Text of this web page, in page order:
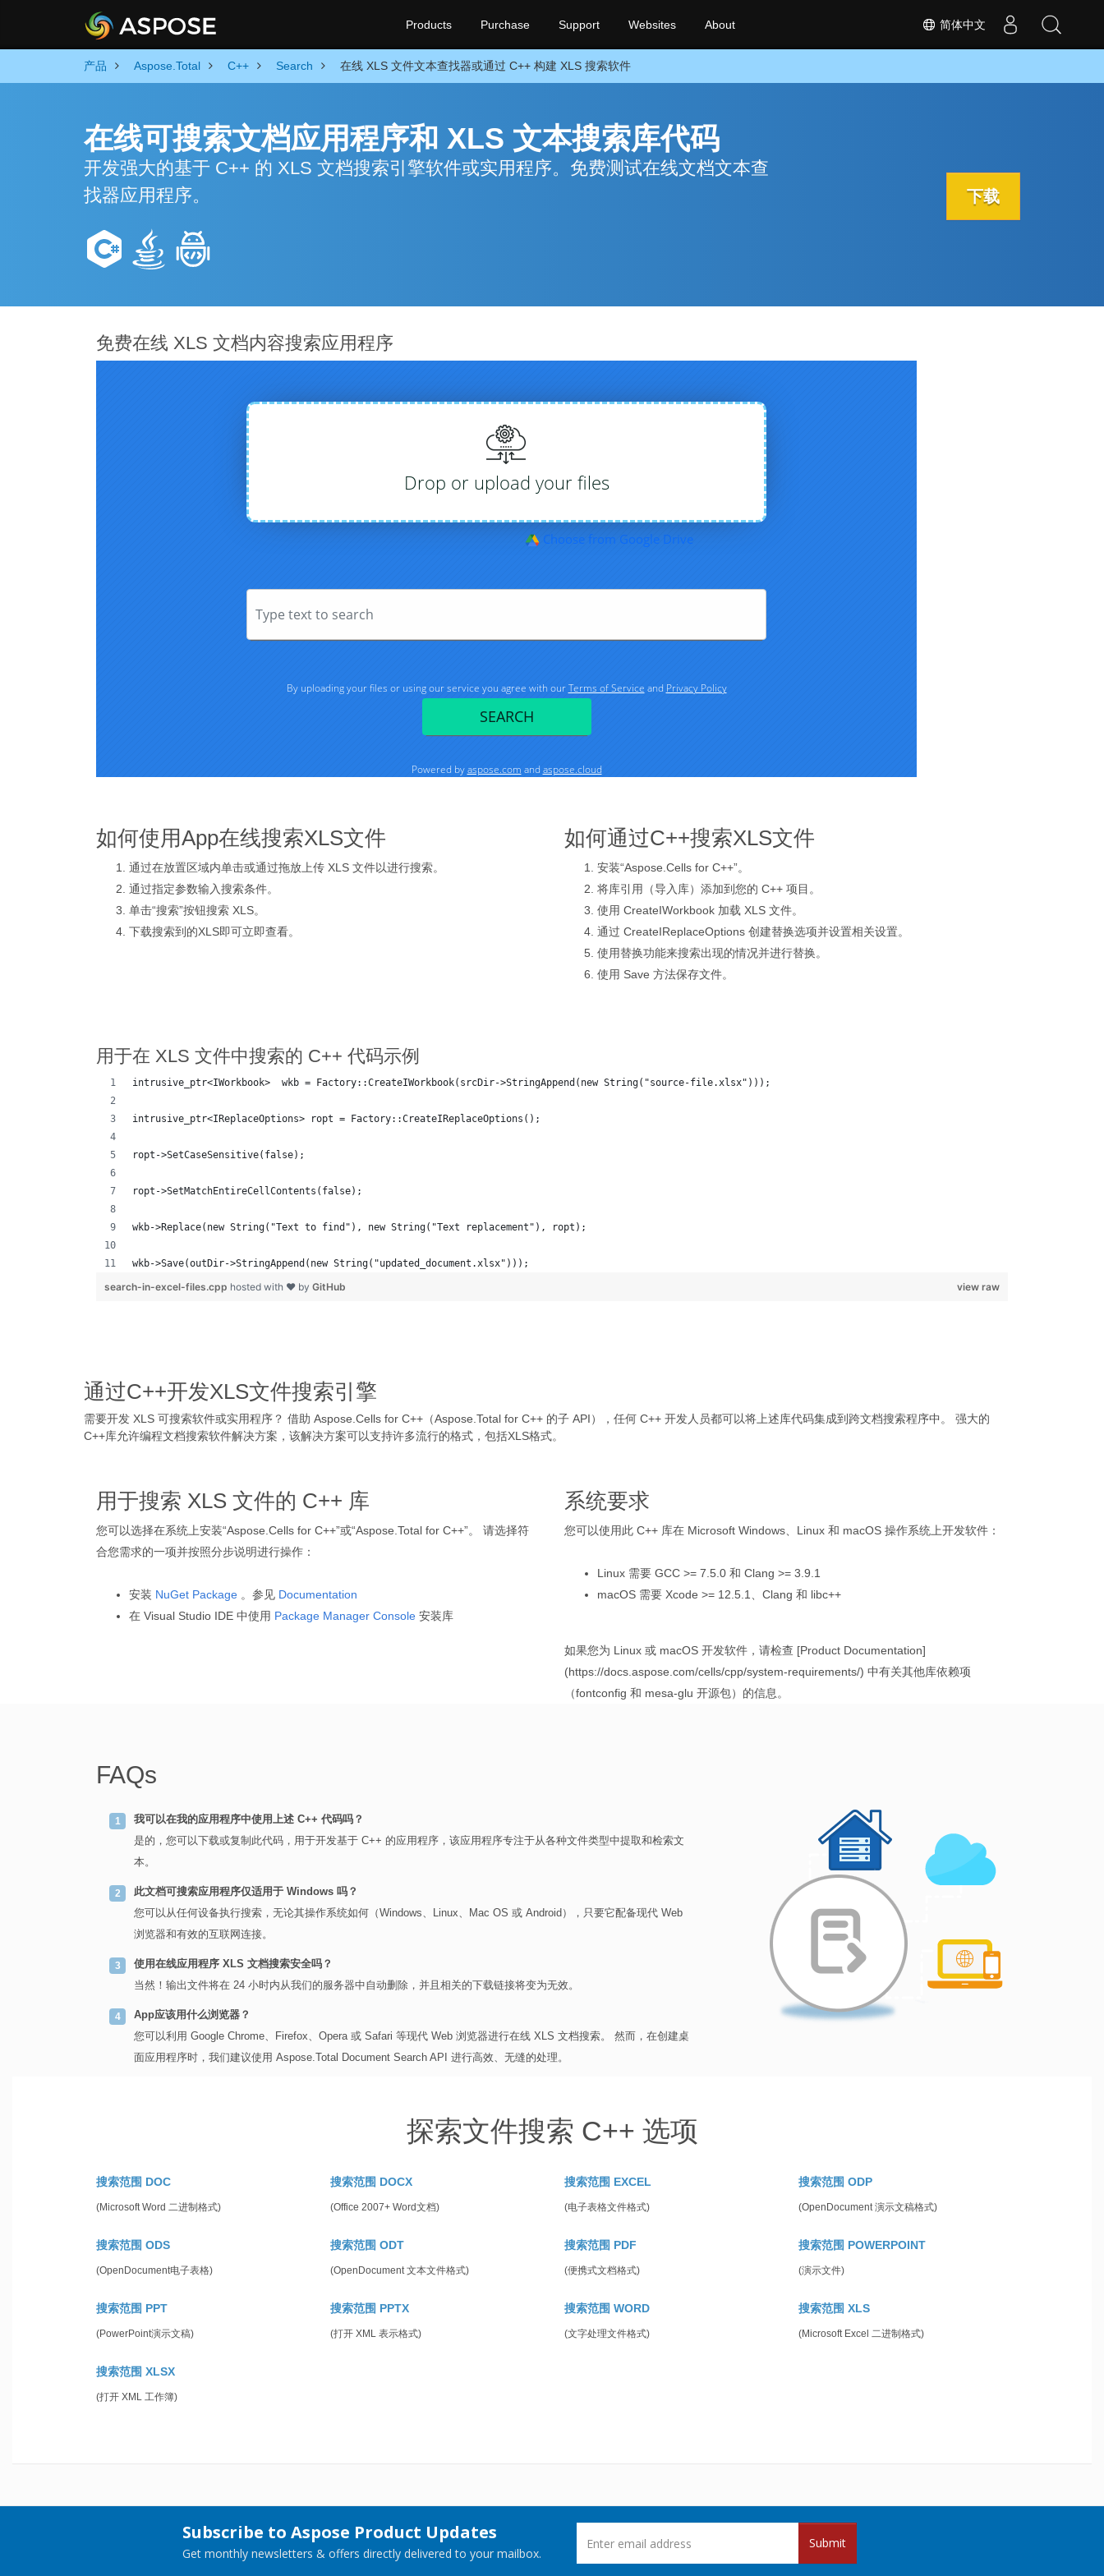
简体中文
Products Purchase Support Websites About
产品 Aspose.Total C++ Search 在线 XLS 文件文本查找器或通过 C++ 构建 XLS 搜索软件
在线可搜索文档应用程序和 XLS 文本搜索库代码
开发强大的基于 C++ 的 XLS 文档搜索引擎软件或实用程序。免费测试在线文档文本查
找器应用程序。
下载
免费在线 XLS 文档内容搜索应用程序
如何使用App在线搜索XLS文件
通过在放置区域内单击或通过拖放上传 XLS 文件以进行搜索。
通过指定参数输入搜索条件。
单击“搜索”按钮搜索 XLS。
下载搜索到的XLS即可立即查看。
如何通过C++搜索XLS文件
安装“Aspose.Cells for C++”。
将库引用（导入库）添加到您的 C++ 项目。
使用 CreateIWorkbook 加载 XLS 文件。
通过 CreateIReplaceOptions 创建替换选项并设置相关设置。
使用替换功能来搜索出现的情况并进行替换。
使用 Save 方法保存文件。
用于在 XLS 文件中搜索的 C++ 代码示例
intrusive_ptr<IWorkbook>  wkb = Factory::CreateIWorkbook(srcDir->StringAppend(new String("source-file.xlsx")));
intrusive_ptr<IReplaceOptions> ropt = Factory::CreateIReplaceOptions();
ropt->SetCaseSensitive(false);
ropt->SetMatchEntireCellContents(false);
wkb->Replace(new String("Text to find"), new String("Text replacement"), ropt);
wkb->Save(outDir->StringAppend(new String("updated_document.xlsx")));
view raw
search-in-excel-files.cpp hosted with ❤ by GitHub
通过C++开发XLS文件搜索引擎
需要开发 XLS 可搜索软件或实用程序？ 借助 Aspose.Cells for C++（Aspose.Total for C++ 的子 API），任何 C++ 开发人员都可以将上述库代码集成到跨文档搜索程序中。 强大的
C++库允许编程文档搜索软件解决方案，该解决方案可以支持许多流行的格式，包括XLS格式。
用于搜索 XLS 文件的 C++ 库
您可以选择在系统上安装“Aspose.Cells for C++”或“Aspose.Total for C++”。 请选择符
合您需求的一项并按照分步说明进行操作：
安装 NuGet Package 。参见 Documentation
在 Visual Studio IDE 中使用 Package Manager Console 安装库
系统要求
您可以使用此 C++ 库在 Microsoft Windows、Linux 和 macOS 操作系统上开发软件：
Linux 需要 GCC >= 7.5.0 和 Clang >= 3.9.1
macOS 需要 Xcode >= 12.5.1、Clang 和 libc++
如果您为 Linux 或 macOS 开发软件，请检查 [Product Documentation]
(https://docs.aspose.com/cells/cpp/system-requirements/) 中有关其他库依赖项
（fontconfig 和 mesa-glu 开源包）的信息。
FAQs
我可以在我的应用程序中使用上述 C++ 代码吗？
是的，您可以下载或复制此代码，用于开发基于 C++ 的应用程序，该应用程序专注于从各种文件类型中提取和检索文
本。
此文档可搜索应用程序仅适用于 Windows 吗？
您可以从任何设备执行搜索，无论其操作系统如何（Windows、Linux、Mac OS 或 Android），只要它配备现代 Web
浏览器和有效的互联网连接。
使用在线应用程序 XLS 文档搜索安全吗？
当然！输出文件将在 24 小时内从我们的服务器中自动删除，并且相关的下载链接将变为无效。
App应该用什么浏览器？
您可以利用 Google Chrome、Firefox、Opera 或 Safari 等现代 Web 浏览器进行在线 XLS 文档搜索。 然而，在创建桌
面应用程序时，我们建议使用 Aspose.Total Document Search API 进行高效、无缝的处理。
探索文件搜索 C++ 选项
搜索范围 DOC
(Microsoft Word 二进制格式)
搜索范围 DOCX
(Office 2007+ Word文档)
搜索范围 EXCEL
(电子表格文件格式)
搜索范围 ODP
(OpenDocument 演示文稿格式)
搜索范围 ODS
(OpenDocument电子表格)
搜索范围 ODT
(OpenDocument 文本文件格式)
搜索范围 PDF
(便携式文档格式)
搜索范围 POWERPOINT
(演示文件)
搜索范围 PPT
(PowerPoint演示文稿)
搜索范围 PPTX
(打开 XML 表示格式)
搜索范围 WORD
(文字处理文件格式)
搜索范围 XLS
(Microsoft Excel 二进制格式)
搜索范围 XLSX
(打开 XML 工作簿)
Subscribe to Aspose Product Updates
Get monthly newsletters & offers directly delivered to your mailbox.
Submit